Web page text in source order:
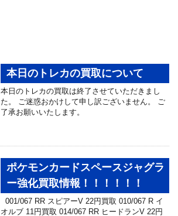
本日のトレカの買取について
本日のトレカの買取は終了させていただきまし
た。 ご迷惑おかけして申し訳ございません。 ご
了承お願いいたします。
ポケモンカードスペースジャグラ
ー強化買取情報！！！！！！
001/067 RR スピアーV 22円買取 010/067 R イ
オルブ 11円買取 014/067 RR ヒードランV 22円